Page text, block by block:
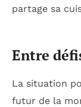
partage sa
Entre
La situation
futur de la